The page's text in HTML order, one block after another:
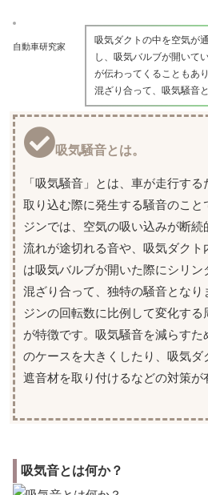
自動車研究家
吸気ダクトの中を空気が
し、吸気バルブが開いて
が伝わってくることもあ
混ざり合って、吸気騒音
吸気騒音とは。
「吸気騒音」とは、車が走行す
取り込む際に発生する騒音のこと
ジンでは、空気の吸い込みが断
流れが途切れる音や、吸気ダクト
は吸気バルブが開いた際にシリ
混ざり合って、独特の騒音となり
ジンの回転数に比例して変化する
が特徴です。吸気騒音を減らす
のケースを大きくしたり、吸気ダ
遮音材を取り付けるなどの対策が
吸気音とは何か？